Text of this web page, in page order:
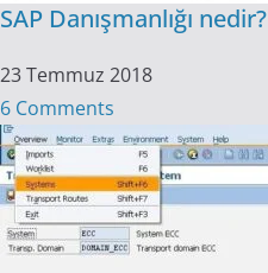
SAP Danışmanlığı nedir?
23 Temmuz 2018
6 Comments